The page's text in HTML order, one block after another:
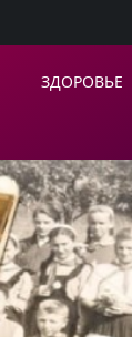
ЗДОРОВЬЕ